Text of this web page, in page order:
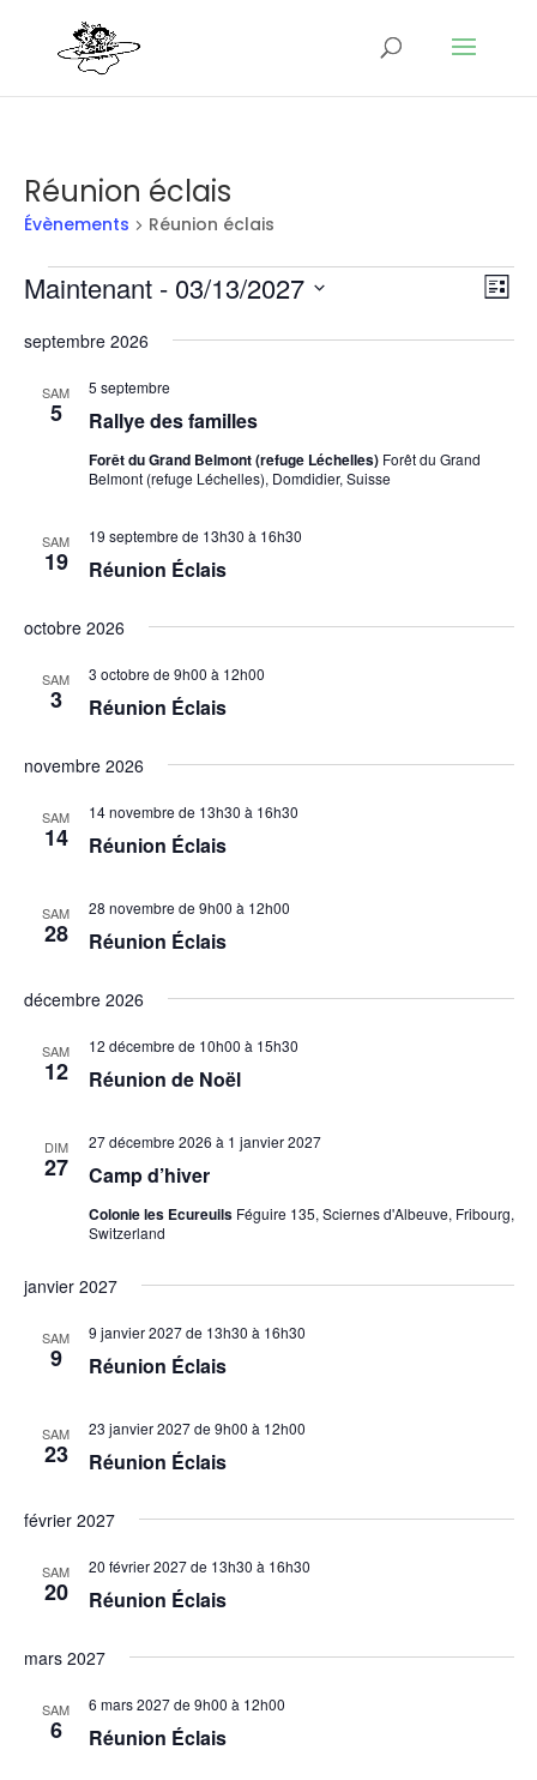
Réunion éclais
Évènements Réunion éclais
Évènements
de
Liste
Maintenant - 03/13/2027
une
septembre 2026
SAM
5 Rallye des familles
5 septembre
Forêt du Grand Belmont (refuge Léchelles) Forêt du Grand
Belmont (refuge Léchelles), Domdidier, Suisse
SAM
19 Réunion Éclais
19 septembre de 13h30 à 16h30
octobre 2026
SAM
3 Réunion Éclais
3 octobre de 9h00 à 12h00
novembre 2026
SAM
14 Réunion Éclais
14 novembre de 13h30 à 16h30
SAM
28 Réunion Éclais
28 novembre de 9h00 à 12h00
décembre 2026
SAM
12 Réunion de Noël
12 décembre de 10h00 à 15h30
DIM
27 Camp d’hiver
27 décembre 2026 à 1 janvier 2027
Colonie les Ecureuils Féguire 135, Sciernes d'Albeuve, Fribourg,
Switzerland
janvier 2027
SAM
9 Réunion Éclais
9 janvier 2027 de 13h30 à 16h30
SAM
23 Réunion Éclais
23 janvier 2027 de 9h00 à 12h00
février 2027
SAM
20 Réunion Éclais
20 février 2027 de 13h30 à 16h30
mars 2027
SAM
6 Réunion Éclais
6 mars 2027 de 9h00 à 12h00